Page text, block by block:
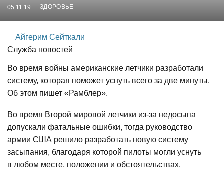
05.11.19 ЗДОРОВЬЕ
Айгерим Сейткали
Служба новостей
Во время войны американские летчики разработали
систему, которая поможет уснуть всего за две минуты.
Об этом пишет «Рамблер».
Во время Второй мировой летчики из-за недосыпа
допускали фатальные ошибки, тогда руководство
армии США решило разработать новую систему
засыпания, благодаря которой пилоты могли уснуть
в любом месте, положении и обстоятельствах.